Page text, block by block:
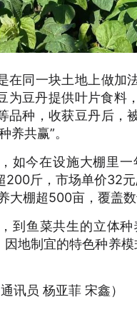
在同一块土地上做加
豆丹提供叶片食料
品种，收获豆丹后
养共赢”。
如今在设施大棚里
200斤，市场单价32
大棚超500亩，覆盖
到鱼菜共生的立体
因地制宜的特色种养
讯员 杨亚菲 宋鑫）